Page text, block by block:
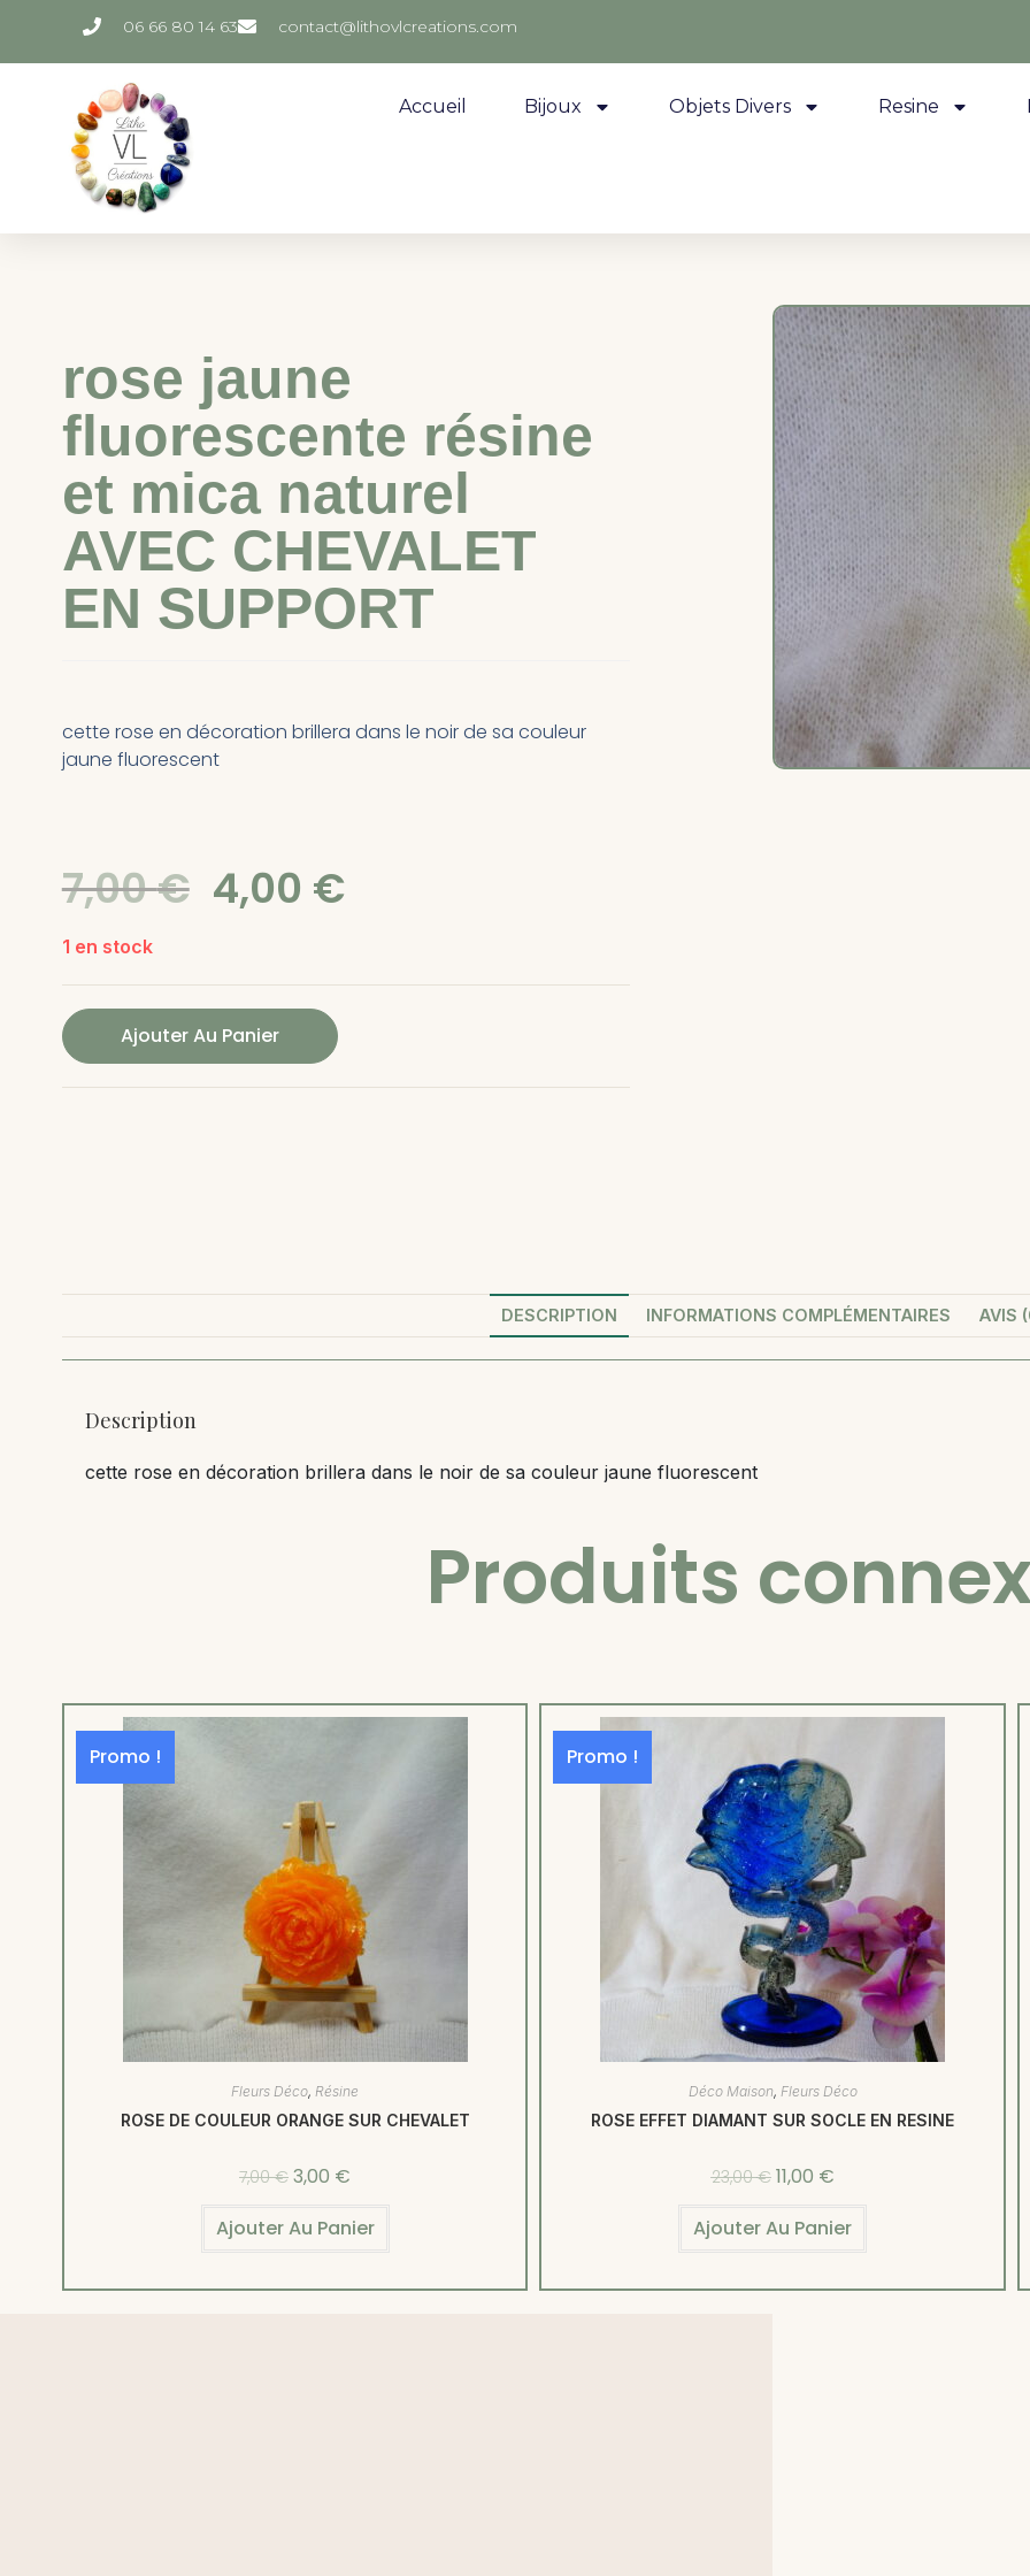
06 66 80 14 63 contact@lithovlcreations.com
Accueil Bijoux Objets Divers Resine
rose jaune
fluorescente résine
et mica naturel
AVEC CHEVALET
EN SUPPORT
cette rose en décoration brillera dans le noir de sa couleur
jaune fluorescent
7,00€ 4,00 €
1 en stock
Ajouter Au Panier
DESCRIPTION INFORMATIONS COMPLÉMENTAIRES AVIS
Description
cette rose en décoration brillera dans le noir de sa couleur jaune fluorescent
Produits
Promo !
Fleurs Déco, Résine
ROSE DE COULEUR ORANGE SUR CHEVALET
7,00€ 3,00 €
Ajouter Au Panier
Promo !
Déco Maison, Fleurs Déco
ROSE EFFET DIAMANT SUR SOCLE EN RESINE
23,00€ 11,00 €
Ajouter Au Panier